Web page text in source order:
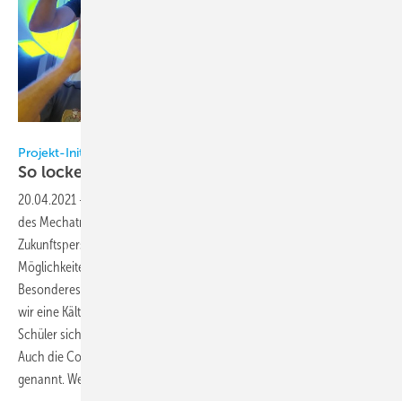
Projekt-Initiative-Nachwuchs-Kälte (PINK)
So locken wir den
20.04.2021 -
des Mechatronikers für Kältetechnik erlernen sollt. Vorab: Super
Zukunftsperspektive, ordentlich Geld, unglaublich flexible
Möglichkeiten, den Beruf zu leben und: Es ist etwas richtig
Besonderes. In diesem Nachwuchsanhänger vom Projekt PINK haben
wir eine Kälteanlage und eine Klimaanlage eingebaut, damit die
Schüler sich von diesem Beruf einen guten Eindruck machen können.
Auch die Community vom KältenKlub mit seinem Kälten-Treff wird
genannt. Werde ein Kälte und lasse Dich feiern!